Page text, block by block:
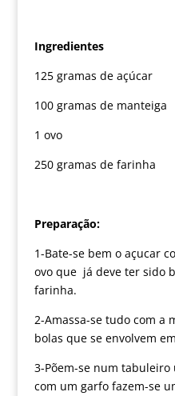
Ingredientes
125 gramas de açúcar
100 gramas de manteiga
1 ovo
250 gramas de farinha
Preparação:
1-Bate-se bem o açucar
ovo que já deve ter sido
farinha.
2-Amassa-se tudo com a
bolas que se envolvem
3-Põem-se num
com um garfo fazem-se